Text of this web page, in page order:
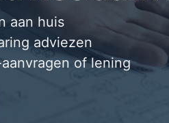
aan huis
adviezen
of lening